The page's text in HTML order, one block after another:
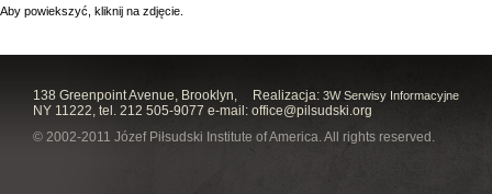
Aby powiekszyć, kliknij na zdjęcie.
Realizacja: 3W Serwisy Informacyjne
138 Greenpoint Avenue, Brooklyn,
NY 11222, tel. 212 505-9077 e-mail: office@pilsudski.org
© 2002-2011 Józef Piłsudski Institute of America. All rights reserved.